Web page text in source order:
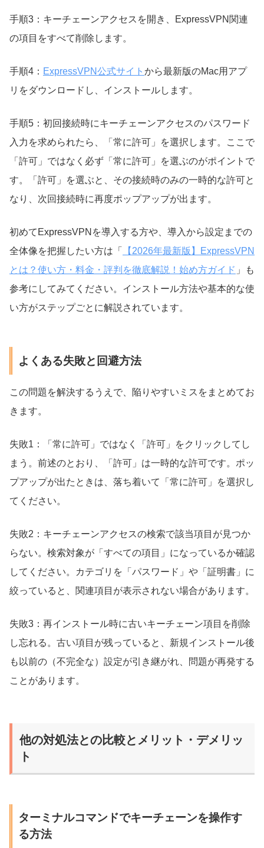
手順3：キーチェーンアクセスを開き、ExpressVPN関連
の項目をすべて削除します。
手順4： ExpressVPN公式サイト から最新版のMac用アプ
リをダウンロードし、インストールします。
手順5：初回接続時にキーチェーンアクセスのパスワード
入力を求められたら、「常に許可」を選択します。ここで
「許可」ではなく必ず「常に許可」を選ぶのがポイントで
す。「許可」を選ぶと、その接続時のみの一時的な許可と
なり、次回接続時に再度ポップアップが出ます。
初めてExpressVPNを導入する方や、導入から設定までの
全体像を把握したい方は「
【2026年最新版】ExpressVPN
とは？使い方・料金・評判を徹底解説！始め方ガイド 」も
参考にしてみてください。インストール方法や基本的な使
い方がステップごとに解説されています。
よくある失敗と回避方法
この問題を解決するうえで、陥りやすいミスをまとめてお
きます。
失敗1：「常に許可」ではなく「許可」をクリックしてし
まう。前述のとおり、「許可」は一時的な許可です。ポッ
プアップが出たときは、落ち着いて「常に許可」を選択し
てください。
失敗2：キーチェーンアクセスの検索で該当項目が見つか
らない。検索対象が「すべての項目」になっているか確認
してください。カテゴリを「パスワード」や「証明書」に
絞っていると、関連項目が表示されない場合があります。
失敗3：再インストール時に古いキーチェーン項目を削除
し忘れる。古い項目が残っていると、新規インストール後
も以前の（不完全な）設定が引き継がれ、問題が再発する
ことがあります。
他の対処法との比較とメリット・デメリッ
ト
ターミナルコマンドでキーチェーンを操作す
る方法